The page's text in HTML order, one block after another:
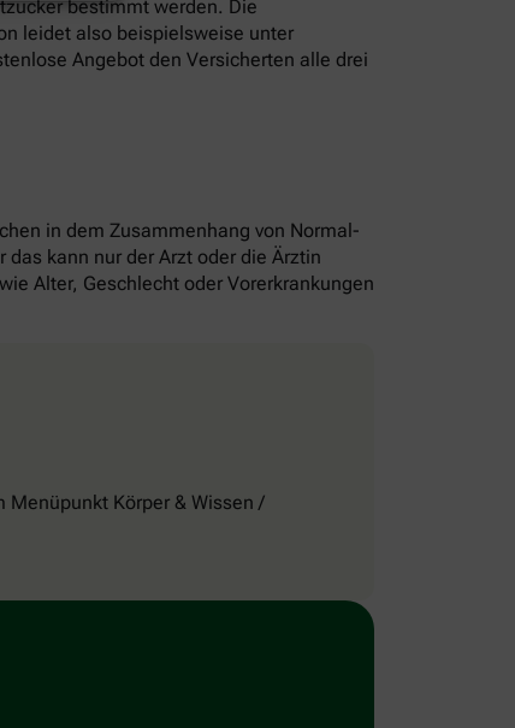
bestimmt werden. Die
leidet also beispielsweise unter
Angebot den Versicherten alle drei
in dem Zusammenhang von Normal-
kann nur der Arzt oder die Ärztin
Alter, Geschlecht oder Vorerkrankungen
Menüpunkt Körper & Wissen /